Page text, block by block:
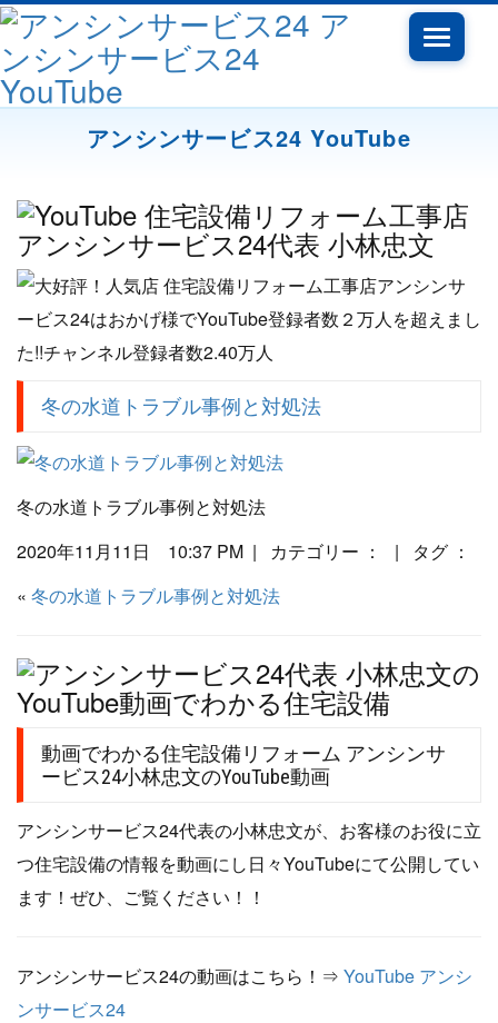
Toggle
アンシンサービス24 YouTube
冬の水道トラブル事例と対処法
冬の水道トラブル事例と対処法
2020年11月11日 10:37 PM | カテゴリー ： | タグ ：
« 冬の水道トラブル事例と対処法
動画でわかる住宅設備リフォーム アンシンサ
ービス24小林忠文のYouTube動画
アンシンサービス24代表の小林忠文が、お客様のお役に立
つ住宅設備の情報を動画にし日々YouTubeにて公開してい
ます！ぜひ、ご覧ください！！
アンシンサービス24の動画はこちら！⇒ YouTube アンシ
ンサービス24